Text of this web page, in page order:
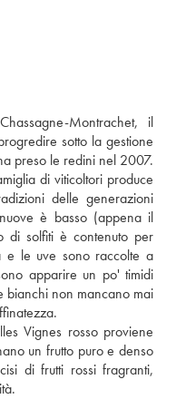
Montrachet, il
sotto la gestione
preso le redini nel 2007.
di viticoltori produce
delle generazioni
è basso (appena il
di solfiti è contenuto per
e le uve sono raccolte a
apparire un po' timidi
bianchi non mancano mai
Vignes rosso proviene
un frutto puro e denso
di frutti rossi fragranti,